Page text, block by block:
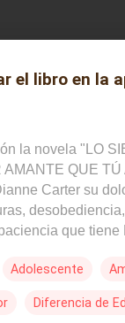
el libro en la
la novela "LO
AMANTE QUE
Carter su
que tiene
ella aprenda a
por su
Adolescente
Diferencia de